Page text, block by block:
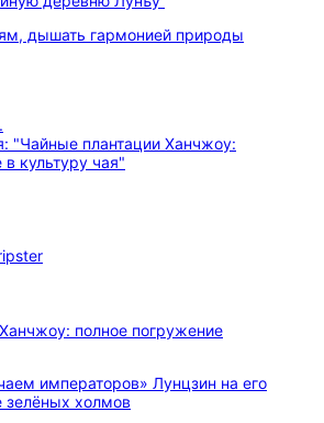
дышать гармонией природы
полное погружение
императоров» Лунцзин на его
холмов